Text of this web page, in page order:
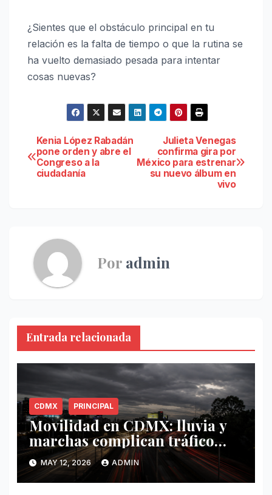
¿Sientes que el obstáculo principal en tu
relación es la falta de tiempo o que la rutina se
ha vuelto demasiado pesada para intentar
cosas nuevas?
Navegación
de
Julieta Venegas
confirma gira por
México para estrenar
su nuevo álbum en
vivo
Kenia López Rabadán
pone orden y abre el
Congreso a la
ciudadanía
Por admin
Entrada relacionada
CDMX PRINCIPAL
Movilidad en CDMX: lluvia y
marchas complican tráfico
este 12 de mayo
MAY 12, 2026 ADMIN